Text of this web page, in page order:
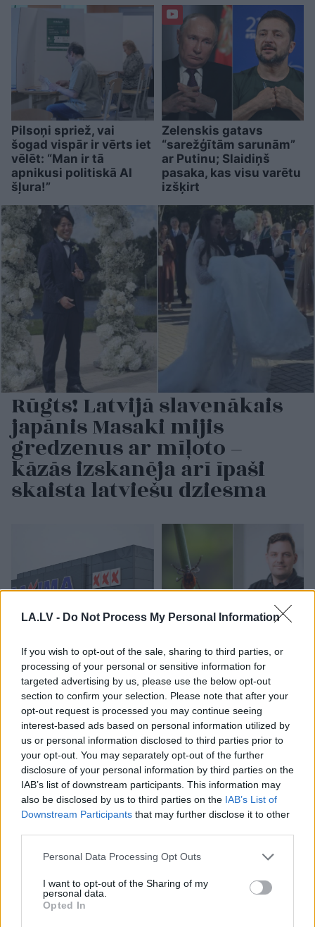
LA.LV - Do Not Process My Personal Information
If you wish to opt-out of the sale, sharing to third parties, or
processing of your personal or sensitive information for
targeted advertising by us, please use the below opt-out
section to confirm your selection. Please note that after your
opt-out request is processed you may continue seeing
interest-based ads based on personal information utilized by
us or personal information disclosed to third parties prior to
your opt-out. You may separately opt-out of the further
disclosure of your personal information by third parties on the
IAB’s list of downstream participants. This information may
also be disclosed by us to third parties on the IAB’s List of
Downstream Participants that may further disclose it to other
Please note that this website/app uses one or more Google
not limited to your visit or usage behaviour. You may click to
grant or deny consent to Google and its third-party tags to
use your data for below specified purposes in below Google
Personal Data Processing Opt Outs
I want to opt-out of the Sharing of my
personal data.
Opted In
Pilsoņi spriež, vai
šogad vispār ir vērts iet
vēlēt: “Man ir tā
apnikusi politiskā AI
šļura!”
Zelenskis gatavs
“sarežģītām sarunām”
ar Putinu; Slaidiņš
pasaka, kas visu varētu
izšķirt
Rūgts! Latvijā slavenākais
japānis Masaki mijis
gredzenus ar mīļoto –
kāzās izskanēja arī īpaši
skaista latviešu dziesma
Šokļūdu var pieļaut
daudzi! Pēc “Maxima”
apmeklējuma klients
brīdina citus
autovadītājus
neuzkāpt uz tā paša
Latviešu varēšanai
atkal jauns pierādījums
– mūsu pētnieks
izstrādājis vakcīnu pret
Laimas slimību